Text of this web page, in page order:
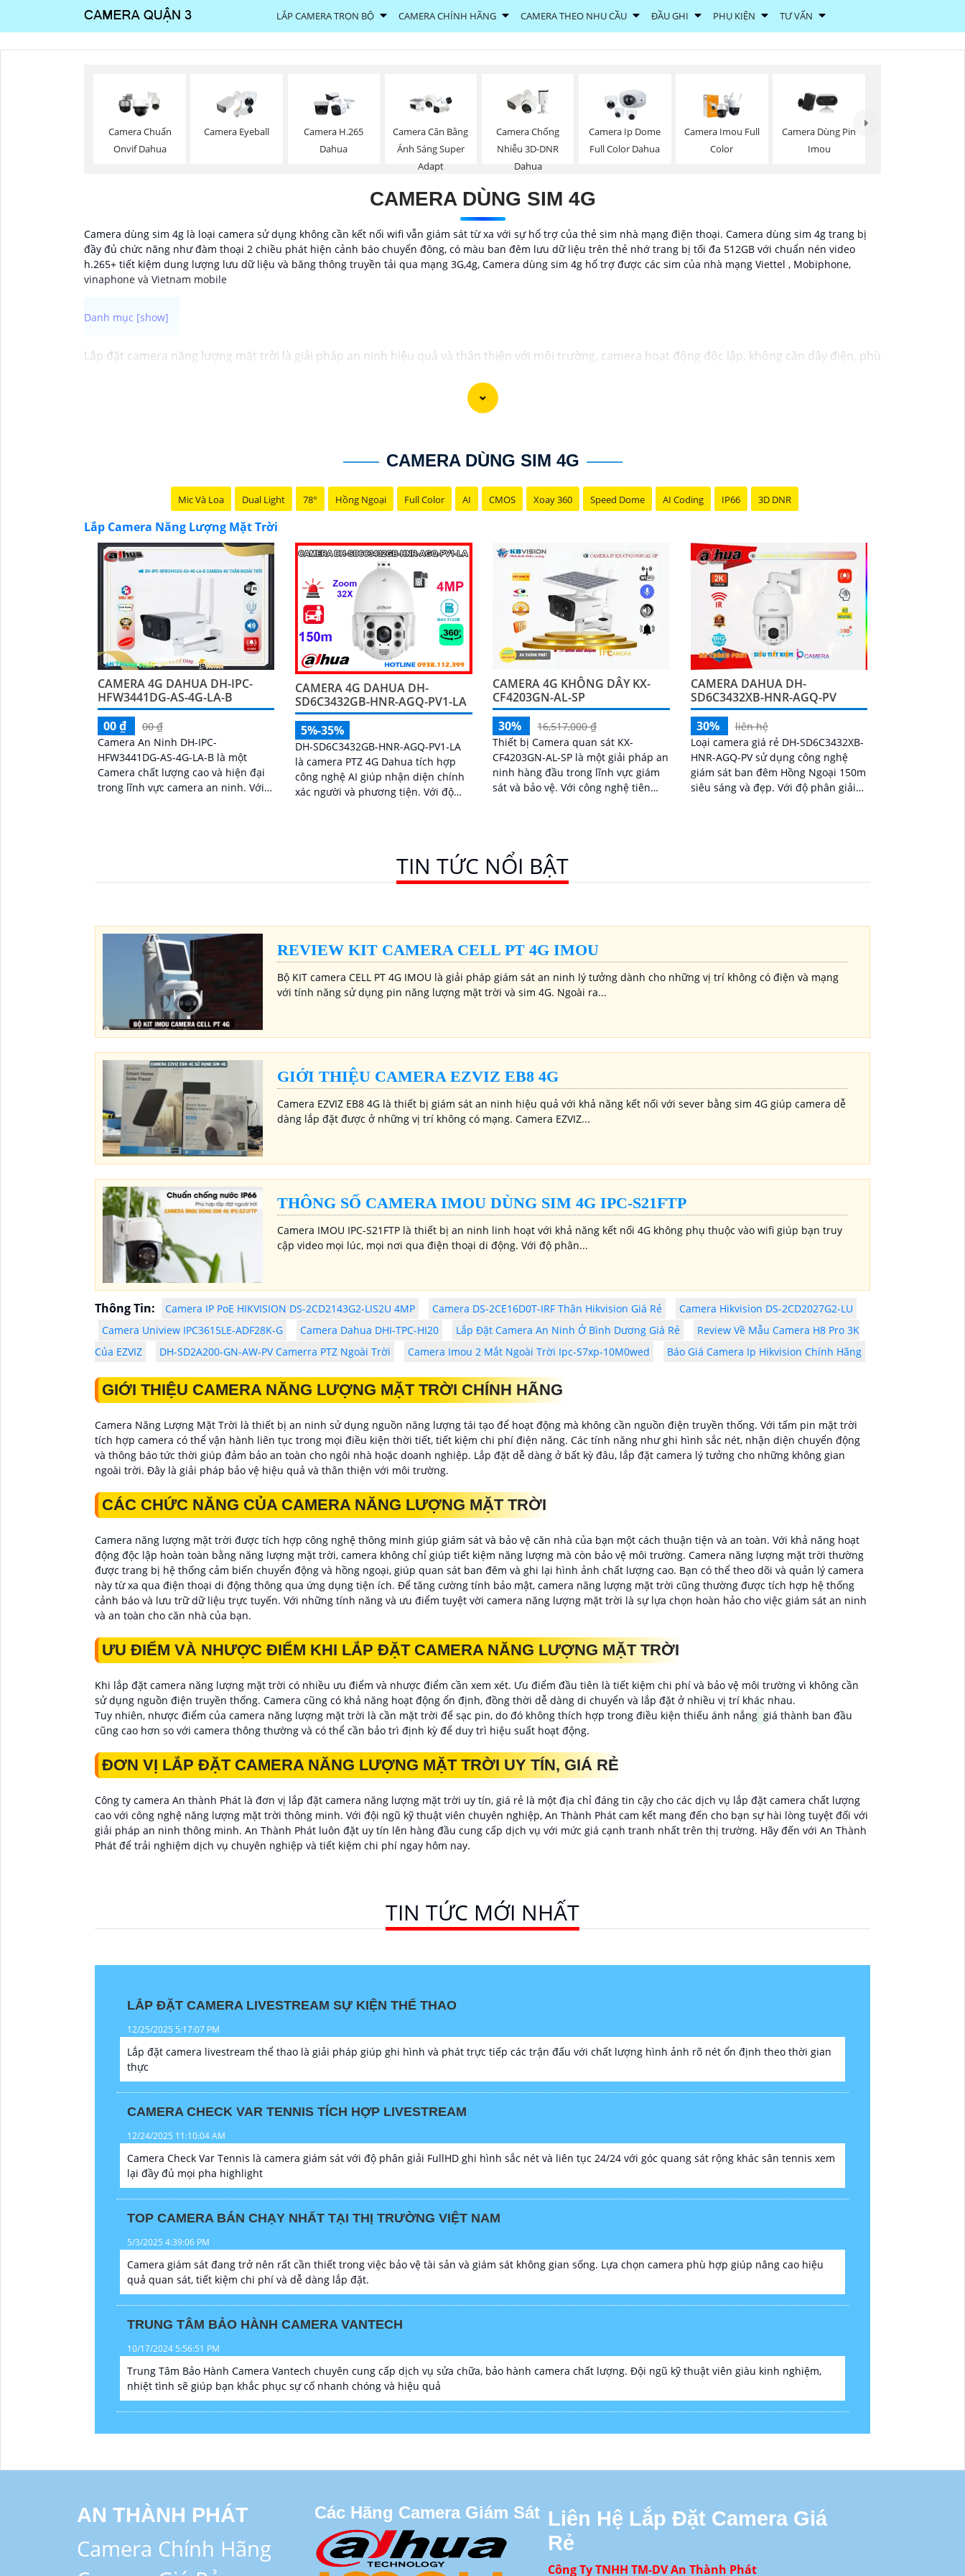
LẮP CAMERA TRỌN BỘ CAMERA CHÍNH HÃNG CAMERA THEO NHU CẦU ĐẦU GHI PHỤ KIỆN TƯ VẤN
Camera Chuẩn
Onvif Dahua
Camera Eyeball
Camera H.265
Dahua
Camera Cân Bằng
Ánh Sáng Super
Adapt
Camera Chống
Nhiễu 3D-DNR
Dahua
Camera Ip Dome
Full Color Dahua
Camera Imou Full
Color
Camera Dùng Pin
Imou
CAMERA DÙNG SIM 4G
Camera dùng sim 4g là loại camera sử dụng không cần kết nối wifi vẫn giám sát từ xa với sự hổ trợ của thẻ sim nhà mạng điện thoại. Camera dùng sim 4g trang bị
đầy đủ chức năng như đàm thoại 2 chiều phát hiện cảnh báo chuyển đông, có màu ban đêm lưu dữ liệu trên thẻ nhớ trang bị tối đa 512GB với chuẩn nén video
h.265+ tiết kiệm dung lượng lưu dữ liệu và băng thông truyền tải qua mạng 3G,4g, Camera dùng sim 4g hổ trợ được các sim của nhà mạng Viettel , Mobiphone,
vinaphone và Vietnam mobile
Lắp đặt camera năng lượng mặt trời là giải pháp an ninh hiệu quả và thân thiện với môi trường, camera hoạt động độc lập, không cần dây điện, phù
tính năng Thông Minh như ghi hình Full HD, quan sát ban đêm và phát hiện chuyển động. Đây là lựa chọn lý tưởng để giám sát an ninh tại nhà ở,
CAMERA DÙNG SIM 4G
Mic Và Loa Dual Light 78° Hồng Ngoại Full Color AI CMOS Xoay 360 Speed Dome AI Coding IP66 3D DNR
Lắp Camera Năng Lượng Mặt Trời
CAMERA 4G DAHUA DH-IPC-
HFW3441DG-AS-4G-LA-B
00 ₫
00 ₫
Camera An Ninh DH-IPC-
HFW3441DG-AS-4G-LA-B là một
Camera chất lượng cao và hiện đại
trong lĩnh vực camera an ninh. Với
CAMERA 4G DAHUA DH-
SD6C3432GB-HNR-AGQ-PV1-LA
5%-35%
DH-SD6C3432GB-HNR-AGQ-PV1-LA
là camera PTZ 4G Dahua tích hợp
công nghệ AI giúp nhận diện chính
xác người và phương tiện. Với độ
50m, camera đảm bảo quan sát rõ
CAMERA 4G KHÔNG DÂY KX-
CF4203GN-AL-SP
30%
16,517,000 ₫
Thiết bị Camera quan sát KX-
CF4203GN-AL-SP là một giải pháp an
ninh hàng đầu trong lĩnh vực giám
sát và bảo vệ. Với công nghệ tiên
CAMERA DAHUA DH-
SD6C3432XB-HNR-AGQ-PV
30%
liên hệ
Loại camera giá rẻ DH-SD6C3432XB-
HNR-AGQ-PV sử dụng công nghệ
giám sát ban đêm Hồng Ngoại 150m
siêu sáng và đẹp. Với độ phân giải
TIN TỨC NỔI BẬT
REVIEW KIT CAMERA CELL PT 4G IMOU
Bộ KIT camera CELL PT 4G IMOU là giải pháp giám sát an ninh lý tưởng dành cho những vị trí không có điện và mạng
với tính năng sử dụng pin năng lượng mặt trời và sim 4G. Ngoài ra...
GIỚI THIỆU CAMERA EZVIZ EB8 4G
Camera EZVIZ EB8 4G là thiết bị giám sát an ninh hiệu quả với khả năng kết nối với sever bằng sim 4G giúp camera dễ
dàng lắp đặt được ở những vị trí không có mạng. Camera EZVIZ...
THÔNG SỐ CAMERA IMOU DÙNG SIM 4G IPC-S21FTP
Camera IMOU IPC-S21FTP là thiết bị an ninh linh hoạt với khả năng kết nối 4G không phụ thuộc vào wifi giúp bạn truy
cập video mọi lúc, mọi nơi qua điện thoại di động. Với độ phân...
Thông Tin: Camera IP PoE HIKVISION DS-2CD2143G2-LIS2U 4MP Camera DS-2CE16D0T-IRF Thân Hikvision Giá Rẻ
Camera Hikvision DS-2CD2027G2-LU
Camera Uniview IPC3615LE-ADF28K-G
Camera Dahua DHI-TPC-HI20 Lắp Đặt Camera An Ninh Ở Bình Dương Giá Rẻ
Review Về Mẫu Camera H8 Pro 3K
Của EZVIZ
DH-SD2A200-GN-AW-PV Camerra PTZ Ngoài Trời Camera Imou 2 Mắt Ngoài Trời Ipc-S7xp-10M0wed Báo Giá Camera Ip Hikvision Chính Hãng
GIỚI THIỆU CAMERA NĂNG LƯỢNG MẶT TRỜI CHÍNH HÃNG
Camera Năng Lượng Mặt Trời là thiết bị an ninh sử dụng nguồn năng lượng tái tạo để hoạt động mà không cần nguồn điện truyền thống. Với tấm pin mặt trời
tích hợp camera có thể vận hành liên tục trong mọi điều kiện thời tiết, tiết kiệm chi phí điện năng. Các tính năng như ghi hình sắc nét, nhận diện chuyển động
và thông báo tức thời giúp đảm bảo an toàn cho ngôi nhà hoặc doanh nghiệp. Lắp đặt dễ dàng ở bất kỳ đâu, lắp đặt camera lý tưởng cho những không gian
ngoài trời. Đây là giải pháp bảo vệ hiệu quả và thân thiện với môi trường.
CÁC CHỨC NĂNG CỦA CAMERA NĂNG LƯỢNG MẶT TRỜI
Camera năng lượng mặt trời được tích hợp công nghệ thông minh giúp giám sát và bảo vệ căn nhà của bạn một cách thuận tiện và an toàn. Với khả năng hoạt
động độc lập hoàn toàn bằng năng lượng mặt trời, camera không chỉ giúp tiết kiệm năng lượng mà còn bảo vệ môi trường. Camera năng lượng mặt trời thường
được trang bị hệ thống cảm biến chuyển động và hồng ngoại, giúp quan sát ban đêm và ghi lại hình ảnh chất lượng cao. Bạn có thể theo dõi và quản lý camera
này từ xa qua điện thoại di động thông qua ứng dụng tiện ích. Để tăng cường tính bảo mật, camera năng lượng mặt trời cũng thường được tích hợp hệ thống
cảnh báo và lưu trữ dữ liệu trực tuyến. Với những tính năng và ưu điểm tuyệt vời camera năng lượng mặt trời là sự lựa chọn hoàn hảo cho việc giám sát an ninh
và an toàn cho căn nhà của bạn.
ƯU ĐIỂM VÀ NHƯỢC ĐIỂM KHI LẮP ĐẶT CAMERA NĂNG LƯỢNG MẶT TRỜI
Khi lắp đặt camera năng lượng mặt trời có nhiều ưu điểm và nhược điểm cần xem xét. Ưu điểm đầu tiên là tiết kiệm chi phí và bảo vệ môi trường vì không cần
sử dụng nguồn điện truyền thống. Camera cũng có khả năng hoạt động ổn định, đồng thời dễ dàng di chuyển và lắp đặt ở nhiều vị trí khác nhau.
Tuy nhiên, nhược điểm của camera năng lượng mặt trời là cần mặt trời để sạc pin, do đó không thích hợp trong điều kiện thiếu ánh nắng giá thành ban đầu
cũng cao hơn so với camera thông thường và có thể cần bảo trì định kỳ để duy trì hiệu suất hoạt động.
ĐƠN VỊ LẮP ĐẶT CAMERA NĂNG LƯỢNG MẶT TRỜI UY TÍN, GIÁ RẺ
Công ty camera An thành Phát là đơn vị lắp đặt camera năng lượng mặt trời uy tín, giá rẻ là một địa chỉ đáng tin cậy cho các dịch vụ lắp đặt camera chất lượng
cao với công nghệ năng lượng mặt trời thông minh. Với đội ngũ kỹ thuật viên chuyên nghiệp, An Thành Phát cam kết mang đến cho bạn sự hài lòng tuyệt đối với
giải pháp an ninh thông minh. An Thành Phát luôn đặt uy tín lên hàng đầu cung cấp dịch vụ với mức giá cạnh tranh nhất trên thị trường. Hãy đến với An Thành
Phát để trải nghiệm dịch vụ chuyên nghiệp và tiết kiệm chi phí ngay hôm nay.
TIN TỨC MỚI NHẤT
LẮP ĐẶT CAMERA LIVESTREAM SỰ KIỆN THỂ THAO
12/25/2025 5:17:07 PM
Lắp đặt camera livestream thể thao là giải pháp giúp ghi hình và phát trực tiếp các trận đấu với chất lượng hình ảnh rõ nét ổn định theo thời gian
thực
CAMERA CHECK VAR TENNIS TÍCH HỢP LIVESTREAM
12/24/2025 11:10:04 AM
Camera Check Var Tennis là camera giám sát với độ phân giải FullHD ghi hình sắc nét và liên tục 24/24 với góc quang sát rộng khác sân tennis xem
lại đầy đủ mọi pha highlight
TOP CAMERA BÁN CHẠY NHẤT TẠI THỊ TRƯỜNG VIỆT NAM
5/3/2025 4:39:06 PM
Camera giám sát đang trở nên rất cần thiết trong việc bảo vệ tài sản và giám sát không gian sống. Lựa chọn camera phù hợp giúp nâng cao hiệu
quả quan sát, tiết kiệm chi phí và dễ dàng lắp đặt.
TRUNG TÂM BẢO HÀNH CAMERA VANTECH
10/17/2024 5:56:51 PM
Trung Tâm Bảo Hành Camera Vantech chuyên cung cấp dịch vụ sửa chữa, bảo hành camera chất lượng. Đội ngũ kỹ thuật viên giàu kinh nghiệm,
nhiệt tình sẽ giúp bạn khắc phục sự cố nhanh chóng và hiệu quả
AN THÀNH PHÁT
Camera Chính Hãng
Các Hãng Camera Giám Sát Liên Hệ Lắp Đặt Camera Giá
Rẻ
Công Ty TNHH TM-DV An Thành Phát